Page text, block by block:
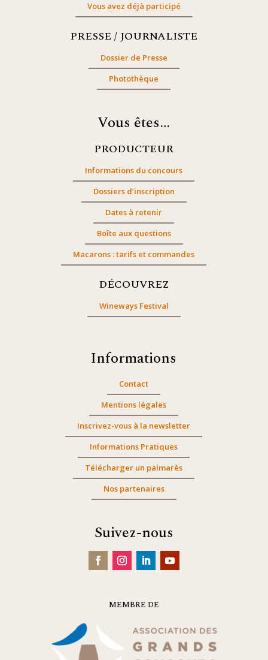
Vous avez déjà participé
PRESSE / JOURNALISTE
Dossier de Presse
Photothèque
Vous êtes…
PRODUCTEUR
Informations du concours
Dossiers d’inscription
Dates à retenir
Boîte aux questions
Macarons : tarifs et commandes
DÉCOUVREZ
Wineways Festival
Informations
Contact
Mentions légales
Inscrivez-vous à la newsletter
Informations Pratiques
Télécharger un palmarès
Nos partenaires
Suivez-nous
MEMBRE DE